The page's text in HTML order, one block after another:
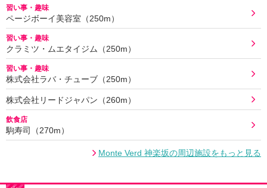
習い事・趣味
ページボーイ美容室（250m）
習い事・趣味
クラミツ・ムエタイジム（250m）
習い事・趣味
株式会社ラバ・チューブ（250m）
株式会社リードジャパン（260m）
飲食店
駒寿司（270m）
Monte Verd 神楽坂の周辺施設をもっと見る